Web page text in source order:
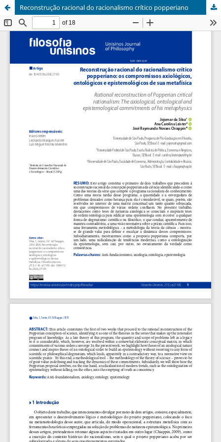
Reconstrução racional do racionalismo crítico popperiano